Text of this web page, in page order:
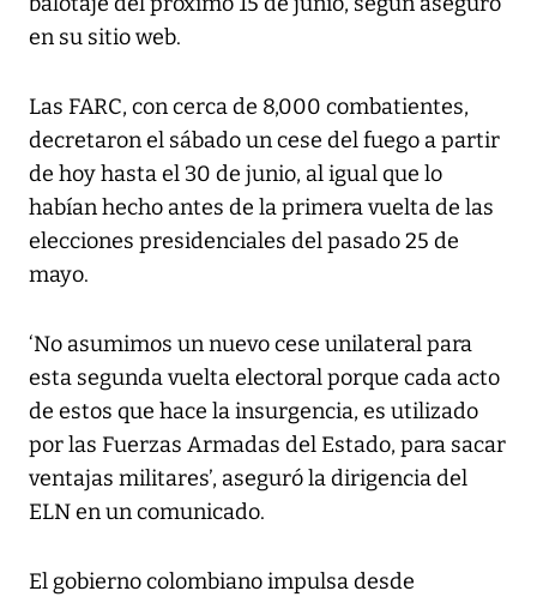
en su sitio web.
Las FARC, con cerca de 8,000 combatientes,
decretaron el sábado un cese del fuego a partir
de hoy hasta el 30 de junio, al igual que lo
habían hecho antes de la primera vuelta de las
elecciones presidenciales del pasado 25 de
mayo.
‘No asumimos un nuevo cese unilateral para
esta segunda vuelta electoral porque cada acto
de estos que hace la insurgencia, es utilizado
por las Fuerzas Armadas del Estado, para sacar
ventajas militares’, aseguró la dirigencia del
ELN en un comunicado.
El gobierno colombiano impulsa desde